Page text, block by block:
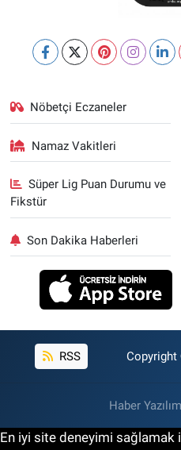
Nöbetçi Eczaneler
Namaz Vakitleri
Süper Lig Puan Durumu ve
Fikstür
Son Dakika Haberleri
RSS Copyright
Haber
En iyi site deneyimi sağlamak